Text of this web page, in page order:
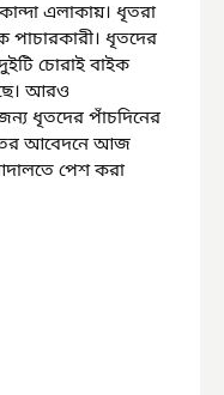
এলাকায়। ধৃতরা
পাচারকারী। ধৃতদের
চোরাই বাইক
আরও
ধৃতদের পাঁচদিনের
আবেদনে আজ
পেশ করা